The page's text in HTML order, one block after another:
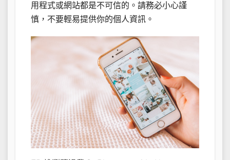
用程式或網站都是不可信的。請務必小心謹
慎，不要輕易提供你的個人資訊。